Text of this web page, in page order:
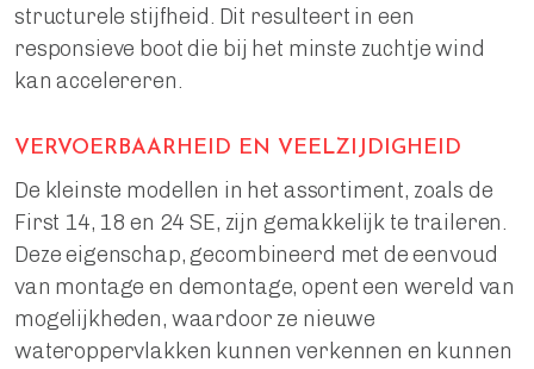
structurele stijfheid. Dit resulteert in een
responsieve boot die bij het minste zuchtje wind
kan accelereren.
VERVOERBAARHEID EN VEELZIJDIGHEID
De kleinste modellen in het assortiment, zoals de
First 14, 18 en 24 SE, zijn gemakkelijk te traileren.
Deze eigenschap, gecombineerd met de eenvoud
van montage en demontage, opent een wereld van
mogelijkheden, waardoor ze nieuwe
wateroppervlakken kunnen verkennen en kunnen